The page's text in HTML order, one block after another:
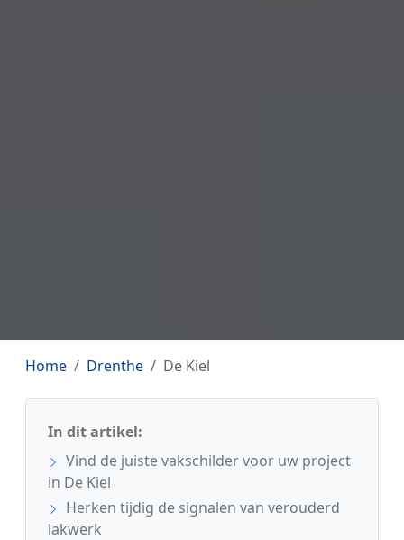
Home Drenthe De Kiel
In dit artikel:
Vind de juiste vakschilder voor uw project
in De Kiel
Herken tijdig de signalen van verouderd
lakwerk